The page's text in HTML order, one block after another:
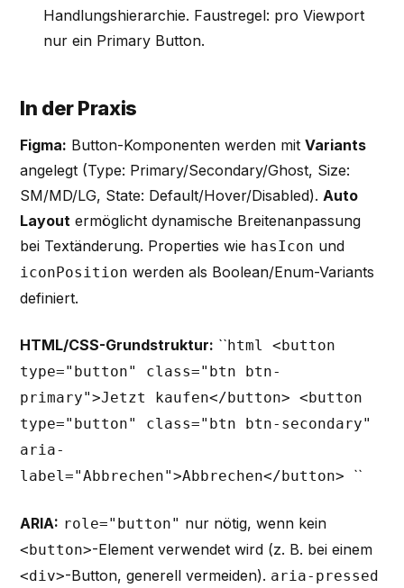
Handlungshierarchie. Faustregel: pro Viewport
nur ein Primary Button.
In der Praxis
Figma: Button-Komponenten werden mitVariants
angelegt (Type: Primary/Secondary/Ghost, Size:
SM/MD/LG, State: Default/Hover/Disabled).Auto
Layout ermöglicht dynamische Breitenanpassung
bei Textänderung. Properties wie hasIcon und
iconPosition werden als Boolean/Enum-Variants
definiert.
HTML/CSS-Grundstruktur: `` html <button
type="button" class="btn btn-
primary">Jetzt kaufen</button> <button
type="button" class="btn btn-secondary"
aria-
label="Abbrechen">Abbrechen</button> ``
ARIA: role="button" nur nötig, wenn kein
<button>-Element verwendet wird (z. B. bei einem
<div>-Button, generell vermeiden). aria-pressed